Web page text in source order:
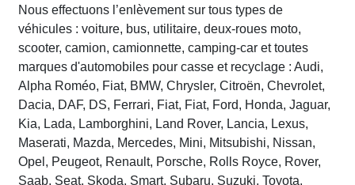
Nous effectuons l’enlèvement sur tous types de
véhicules : voiture, bus, utilitaire, deux-roues moto,
scooter, camion, camionnette, camping-car et toutes
marques d'automobiles pour casse et recyclage : Audi,
Alpha Roméo, Fiat, BMW, Chrysler, Citroën, Chevrolet,
Dacia, DAF, DS, Ferrari, Fiat, Fiat, Ford, Honda, Jaguar,
Kia, Lada, Lamborghini, Land Rover, Lancia, Lexus,
Maserati, Mazda, Mercedes, Mini, Mitsubishi, Nissan,
Opel, Peugeot, Renault, Porsche, Rolls Royce, Rover,
Saab, Seat, Skoda, Smart, Subaru, Suzuki, Toyota,